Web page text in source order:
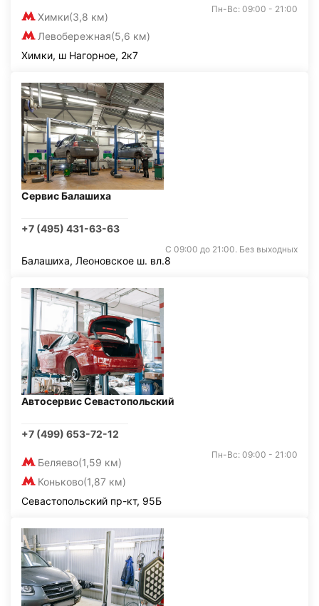
Химки(3,8 км)
Левобережная(5,6 км)
Пн-Вс: 09:00 - 21:00
Химки, ш Нагорное, 2к7
Сервис Балашиха
+7 (495) 431-63-63
С 09:00 до 21:00. Без выходных
Балашиха, Леоновское ш. вл.8
Автосервис Севастопольский
+7 (499) 653-72-12
Беляево(1,59 км)
Коньково(1,87 км)
Пн-Вс: 09:00 - 21:00
Севастопольский пр-кт, 95Б